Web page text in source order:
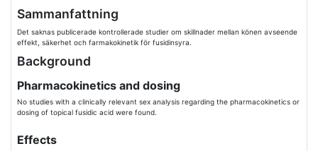
Sammanfattning
Det saknas publicerade kontrollerade studier om skillnader mellan könen avseende
effekt, säkerhet och farmakokinetik för fusidinsyra.
Background
Pharmacokinetics and dosing
No studies with a clinically relevant sex analysis regarding the pharmacokinetics or
dosing of topical fusidic acid were found.
Effects